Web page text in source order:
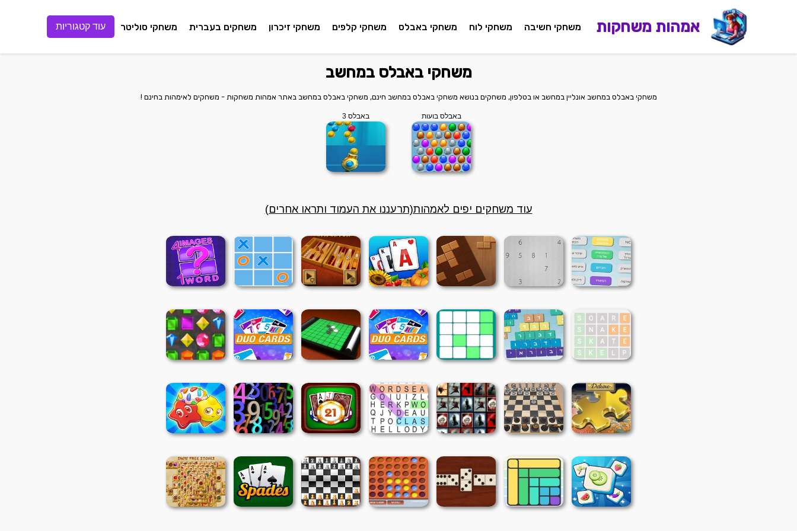
אמהות משחקות משחקי חשיבה משחקי לוח משחקי באבלס משחקי קלפים משחקי זיכרון משחקים בעברית משחקי סוליטר עוד קטגוריות
משחקי באבלס במחשב
משחקי באבלס במחשב אונליין במחשב או בטלפון, משחקים בנושא משחקי באבלס במחשב חינם, משחקי באבלס במחשב באתר אמהות משחקות - משחקים לאימהות בחינם !
באבלס בועות באבלס 3
עוד משחקים יפים לאמהות(תרעננו את העמוד ותראו אחרים)